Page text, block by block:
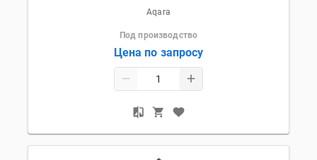
Aqara
Под производство
Цена по запросу